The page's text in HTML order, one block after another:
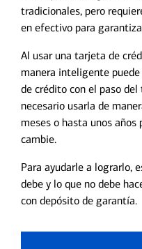
tradicionales, pero
en efectivo para
Al usar una tarjeta de
manera inteligente
de crédito con el paso del
necesario usarla de
meses o hasta unos
cambie.
Para ayudarle a lograrlo,
debe y lo que no debe
con depósito de garantía.